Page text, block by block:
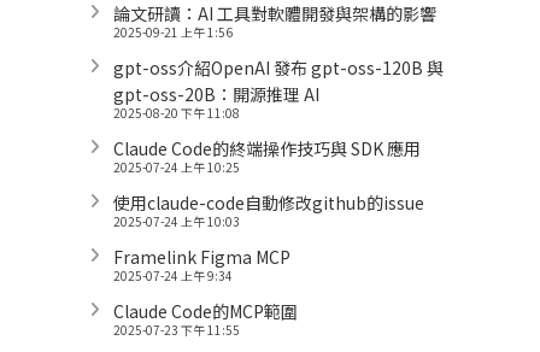
論文研讀：AI 工具對軟體開發與架構的影響
2025-09-21 上午 1:56
gpt-oss介紹OpenAI 發布 gpt-oss-120B 與
gpt-oss-20B：開源推理 AI
2025-08-20 下午 11:08
Claude Code的終端操作技巧與 SDK 應用
2025-07-24 上午 10:25
使用claude-code自動修改github的issue
2025-07-24 上午 10:03
Framelink Figma MCP
2025-07-24 上午 9:34
Claude Code的MCP範圍
2025-07-23 下午 11:55